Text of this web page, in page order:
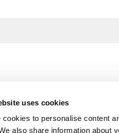
uses cookies
cookies to personalise content
also share information about